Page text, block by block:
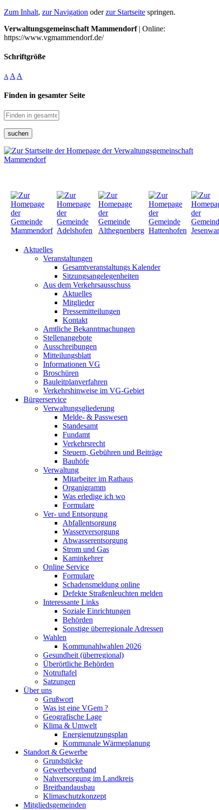
Zum Inhalt, zur Navigation oderzur Startseite springen.
Verwaltungsgemeinschaft Mammendorf| Online:
https://www.vgmammendorf.de/
Schriftgröße
A A A
Finden in gesamter Seite
suchen
Aktuelles
Veranstaltungen
Gesamtveranstaltungs Kalender
Sitzungsangelegenheiten
Aus dem Verkehrsausschuss
Aktuelles
Mitglieder
Pressemitteilungen
Kontakt
Amtliche Bekanntmachungen
Stellenangebote
Ausschreibungen
Mitteilungsblatt
Informationen VG
Broschüren
Bauleitplanverfahren
Verkehrshinweise im VG-Gebiet
Bürgerservice
Verwaltungsgliederung
Melde- & Passwesen
Standesamt
Fundamt
Verkehrsrecht
Steuern, Gebühren und Beiträge
Bauhöfe
Verwaltung
Mitarbeiter im Rathaus
Organigramm
Was erledige ich wo
Formulare
Ver- und Entsorgung
Abfallentsorgung
Wasserversorgung
Abwasserentsorgung
Strom und Gas
Kaminkehrer
Online Service
Formulare
Schadensmeldung online
Defekte Straßenleuchten melden
Interessante Links
Soziale Einrichtungen
Behörden
Sonstige überregionale Adressen
Wahlen
Kommunahlwahlen 2026
Gesundheit (überregional)
Überörtliche Behörden
Notruftafel
Satzungen
Über uns
Grußwort
Was ist eine VGem ?
Geografische Lage
Klima & Umwelt
Energienutzungsplan
Kommunale Wärmeplanung
Standort & Gewerbe
Grundstücke
Gewerbeverband
Nahversorgung im Landkreis
Breitbandausbau
Klimaschutzkonzept
Mitgliedsgemeinden